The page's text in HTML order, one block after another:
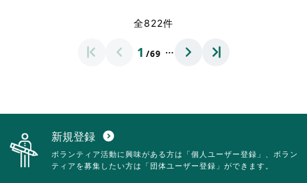
全822件
1 /69 …
新規登録 expand_circle_down
ボランティア活動に興味がある方は「個人ユーザー登録」、ボラン
ティアを募集したい方は「団体ユーザー登録」ができます。